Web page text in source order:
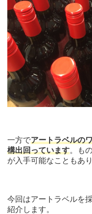
一方でアートラベルの
構出回っています。も
が入手可能なこともあり
今回はアートラベルを
紹介します。